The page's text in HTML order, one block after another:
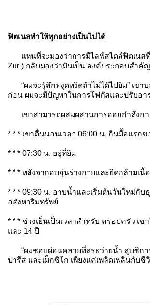
ฟิตเนสทำให้ทุกอย่างเป็นไปได้
แทนที่จะมองว่าการมีไลฟ์สไตล์ฟิตเนสที่
Zur ) กลับมองว่ามันเป็น องค์ประกอบสำคั
“ผมจะรู้สึกหงุดหงิดถ้าไม่ได้ไปยิม” เขา
ก่อน ผมจะมีปัญหาในการโฟกัสและปรับอา
เขาสามารถผสมผสานการออกกำลังกา
* * * เขาตื่นนอนเวลา 06:00 น. กินมื้อแรกข
* * * 07:30 น. อยู่ที่ยิม
* * * หลังจากอบอุ่นร่างกายและยืดกล้ามเ
* * * 09:30 น. อาบน้ำและเริ่มต้นวันใหม่กั
อสังหาริมทรัพย์
* * * ช่วงเย็นเป็นเวลาสำหรับ ครอบครัว เ
และ 14 ปี
“ผมชอบผ่อนคลายที่สระว่ายน้ำ สูบซิการ์
ปารีส และเม็กซิโก เพียงแค่เพลิดเพลินกับ